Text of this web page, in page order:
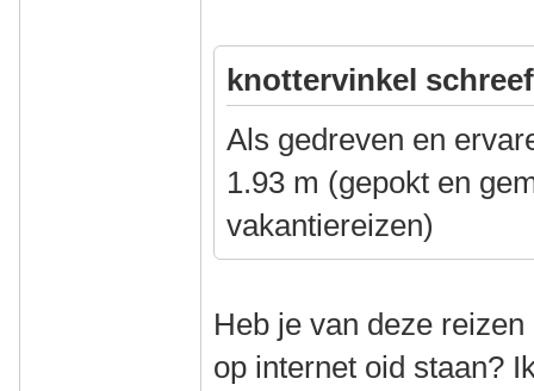
knottervinkel
Als gedreven en
1.93 m (gepokt en
vakantiereizen)
Heb je van deze
op internet oid staan?